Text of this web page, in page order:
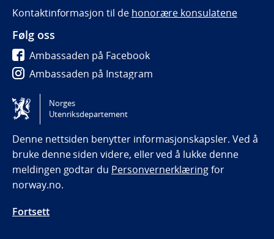
Kontaktinformasjon til de honorære konsulatene
Følg oss
Ambassaden på Facebook
Ambassaden på Instagram
Ambassaden på LinkedIn
Tilgjengelighetserklæring / Accessibility statement
(NO)
Norges
Utenriksdepartement
Denne nettsiden benytter informasjonskapsler. Ved å
bruke denne siden videre, eller ved å lukke denne
meldingen godtar du Personvernerklæringfor
norway.no.
Fortsett